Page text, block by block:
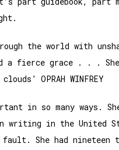
the world with
a fierce grace . . .
OPRAH WINFREY
in so many ways.
writing in the United
fault. She had nineteen